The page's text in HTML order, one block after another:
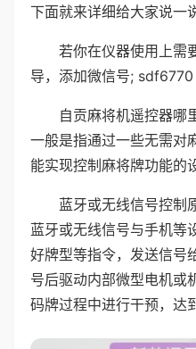
下面就来详细给大家说一
若你在仪器使用上需
导，添加微信号; sdf6770
自贡麻将机遥控器哪
一般是指通过一些无需对
能实现控制麻将牌功能的
蓝牙或无线信号控制
蓝牙或无线信号与手机等
好牌型等指令，发送信号
号后驱动内部微型电机或
码牌过程中进行干预，达